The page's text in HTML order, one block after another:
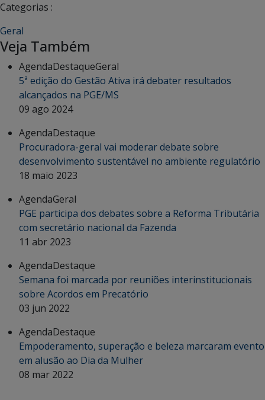
Categorias :
Geral
Veja Também
AgendaDestaqueGeral
5ª edição do Gestão Ativa irá debater resultados
alcançados na PGE/MS
09 ago 2024
AgendaDestaque
Procuradora-geral vai moderar debate sobre
desenvolvimento sustentável no ambiente regulatório
18 maio 2023
AgendaGeral
PGE participa dos debates sobre a Reforma Tributária
com secretário nacional da Fazenda
11 abr 2023
AgendaDestaque
Semana foi marcada por reuniões interinstitucionais
sobre Acordos em Precatório
03 jun 2022
AgendaDestaque
Empoderamento, superação e beleza marcaram evento
em alusão ao Dia da Mulher
08 mar 2022